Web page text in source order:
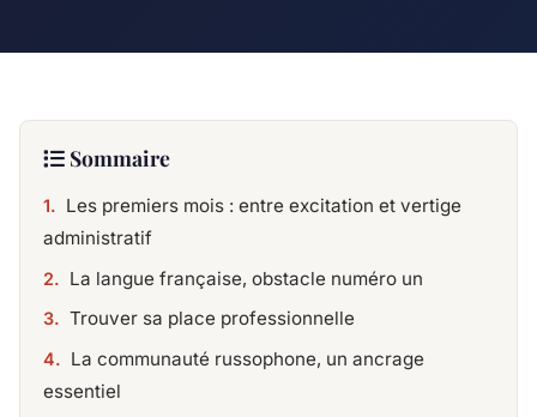
Sommaire
Les premiers mois : entre excitation et vertige
administratif
La langue française, obstacle numéro un
Trouver sa place professionnelle
La communauté russophone, un ancrage
essentiel